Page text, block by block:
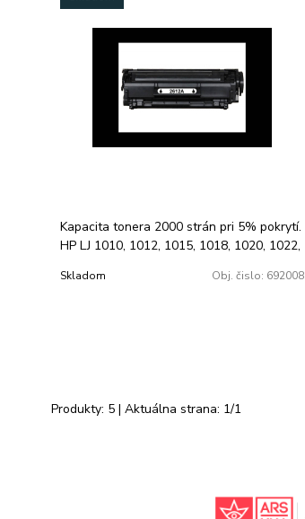
Kapacita tonera 2000 strán pri 5% pokrytí.
HP LJ 1010, 1012, 1015, 1018, 1020, 1022,
M1005.
Skladom Obj. čislo: 692008
Produkty: 5 | Aktuálna strana: 1/1